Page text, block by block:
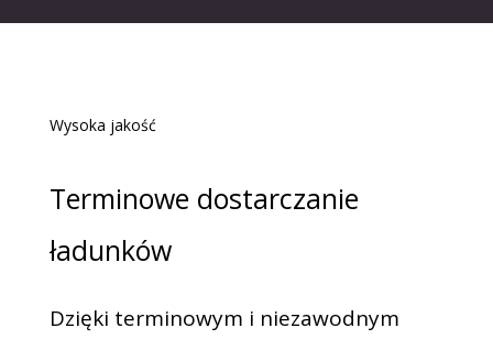
Wysoka jakość
Terminowe dostarczanie
ładunków
Dzięki terminowym i niezawodnym